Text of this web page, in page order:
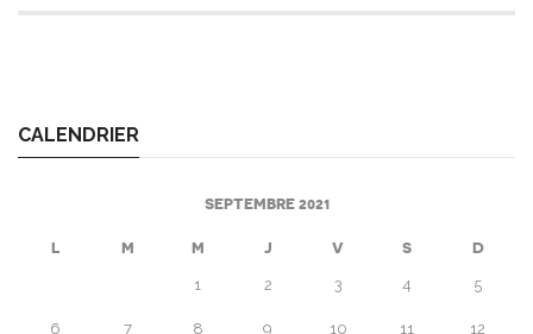
CALENDRIER
SEPTEMBRE 2021
L M M J V S D
1 2 3 4 5
6 7 8 9 10 11 12